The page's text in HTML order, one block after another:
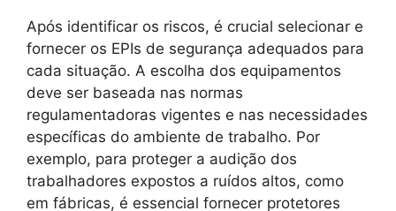
Após identificar os riscos, é crucial selecionar e
fornecer os EPIs de segurança adequados para
cada situação. A escolha dos equipamentos
deve ser baseada nas normas
regulamentadoras vigentes e nas necessidades
específicas do ambiente de trabalho. Por
exemplo, para proteger a audição dos
trabalhadores expostos a ruídos altos, como
em fábricas, é essencial fornecer protetores